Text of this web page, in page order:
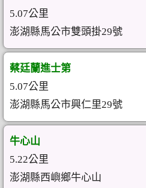
5.07公里
澎湖縣馬公市雙頭掛29號
蔡廷蘭進士第
5.07公里
澎湖縣馬公市興仁里29號
牛心山
5.22公里
澎湖縣西嶼鄉牛心山